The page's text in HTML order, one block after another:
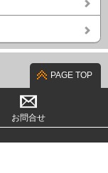
PAGE TOP
お問合せ